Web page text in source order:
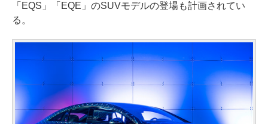
「EQS」「EQE」のSUVモデルの登場も計画されてい
る。